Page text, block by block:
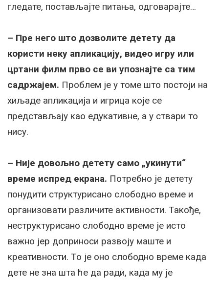
гледате, постављајте питања, одговарајте…
– Пре него што дозволите детету да
користи неку апликацију, видео игру или
цртани филм прво се ви упознајте са тим
садржајем. Проблем је у томе што постоји на
хиљаде апликација и игрица које се
представљају као едукативне, а у ствари то
нису.
– Није довољно детету само „укинути“
време испред екрана. Потребно је детету
понудити структурисано слободно време и
организовати различите активности. Такође,
неструктурисано слободно време је исто
важно јер доприноси развоју маште и
креативности. То је оно слободно време када
дете не зна шта ће да ради, када му је